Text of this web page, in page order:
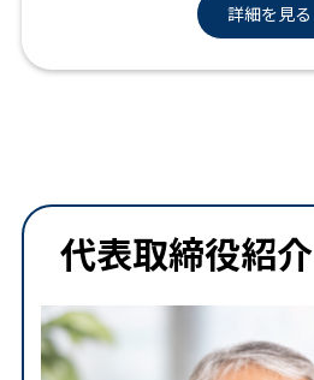
詳細を見る
代表取締役紹介